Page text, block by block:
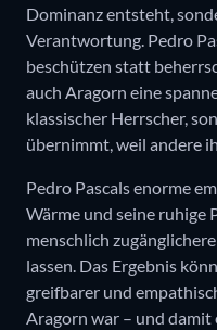
Dominanz entsteht,
Verantwortung. Pedro
beschützen statt
auch Aragorn eine
klassischer Herrscher,
übernimmt, weil andere
Pedro Pascals enorme
Wärme und seine ruhige
menschlich
lassen. Das Ergebnis
greifbarer und
Aragorn war – und damit